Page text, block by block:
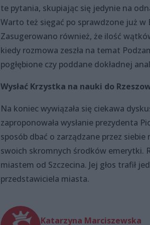
te pytania, skupiając się jedynie na
Warto też sięgać po sprawdzone już w
Zasugerowano również, że ilość
kiedy rozmowa zeszła na temat
pogłębione czy poddane dokładnej
Wysłać Krzystka na nauki do
Na koniec wywiązała się ciekawa
zaproponowała wysłanie prezydenta
sposób dbać o zarządzane przez
swoich skromnych środków emerytki.
miastem od Szczecina. Jej głos trafił
przedstawiciela miasta.
Katarzyna Marciszewska